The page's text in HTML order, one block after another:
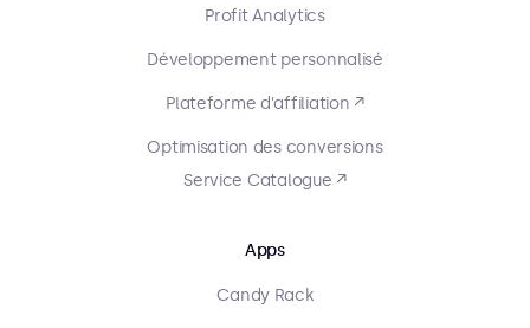
Profit Analytics
Développement personnalisé
Plateforme d'affiliation ↗
Optimisation des conversions
Service Catalogue ↗
Apps
Candy Rack